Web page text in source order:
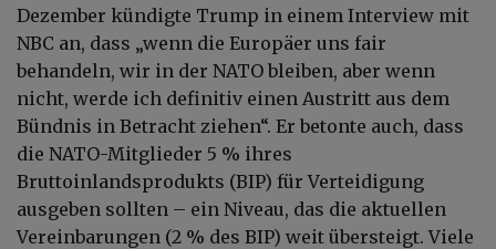
Dezember kündigte Trump in einem Interview mit
NBC an, dass „wenn die Europäer uns fair
behandeln, wir in der NATO bleiben, aber wenn
nicht, werde ich definitiv einen Austritt aus dem
Bündnis in Betracht ziehen“. Er betonte auch, dass
die NATO-Mitglieder 5 % ihres
Bruttoinlandsprodukts (BIP) für Verteidigung
ausgeben sollten – ein Niveau, das die aktuellen
Vereinbarungen (2 % des BIP) weit übersteigt. Viele